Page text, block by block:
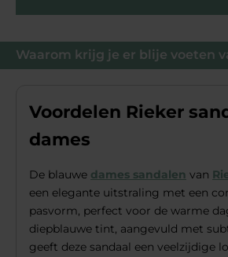
Waarom krijg je er blije voeten
Voordelen Rieker
dames
De blauwe dames sandalen van
een elegante uitstraling met een
pasvorm, perfect voor de warme
diepblauwe tint, aangevuld met
geeft deze sandaal een veelzijdige